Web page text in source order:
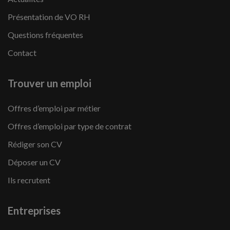
Présentation de VO RH
Questions fréquentes
Contact
Trouver un emploi
Offres d’emploi par métier
Offres d’emploi par type de contrat
Rédiger son CV
Déposer un CV
Ils recrutent
Entreprises